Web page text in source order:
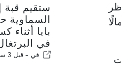
جمالًا
ستقيم قبة
السماوية
بايا
في
في - قبل 3 ساعات